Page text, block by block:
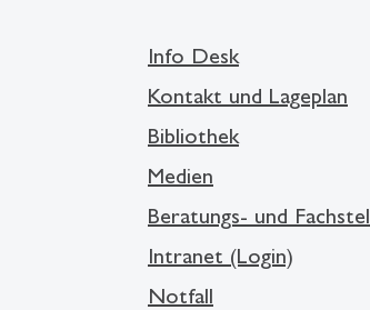
Info Desk
Kontakt und Lageplan
Bibliothek
Medien
Beratungs- und
Intranet (Login)
Notfall